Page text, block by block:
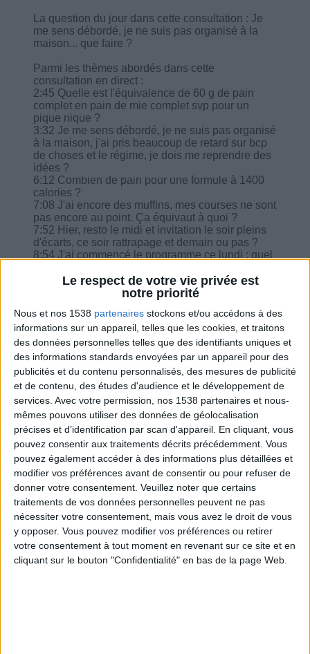
Le respect de votre vie privée est
notre priorité
Nous et nos 1538 partenaires stockons et/ou accédons à des
informations sur un appareil, telles que les cookies, et traitons
des données personnelles telles que des identifiants uniques et
des informations standards envoyées par un appareil pour des
publicités et du contenu personnalisés, des mesures de publicité
et de contenu, des études d'audience et le développement de
services. Avec votre permission, nos 1538 partenaires et nous-
mêmes pouvons utiliser des données de géolocalisation
précises et d’identification par scan d'appareil. En cliquant, vous
pouvez consentir aux traitements décrits précédemment. Vous
pouvez également accéder à des informations plus détaillées et
modifier vos préférences avant de consentir ou pour refuser de
donner votre consentement. Veuillez noter que certains
traitements de vos données personnelles peuvent ne pas
nécessiter votre consentement, mais vous avez le droit de vous
y opposer. Vous pouvez modifier vos préférences ou retirer
votre consentement à tout moment en revenant sur ce site et en
cliquant sur le bouton "Confidentialité" en bas de la page Web.
La question du jour dans cette consultation : Je
me sens débordé, je ne suis pas organisé à la
maison... que faire ?
Parmi les thèmes abordés dans cette
consultation en direct :
2:45 Quelle est l'équivalence de 60 g de pain
complet en pain de mie complet svp pour un
pique nique ?
3:32 Je me sens débordé, je ne suis pas organisé
à la maison, j'ai pris beaucoup de retard sur bcp
de choses et le régime, je dois me reprendre des
idées ?
6:12 Combien de pain pour une formule à 1400
calories ?
7:08 J'ai encore des muffins, mes courses ne sont
pas encore au point. Ça équivaut à quoi ?
7:52 Hier, resto le midi et invitation le soir pleins
d'écarts, ce soir rattrapage et demain ou pas ?
8:54 J'ai commencé le programme ce lundi : quel
10:14 Je perds du poids mais très doucement ?
11:47 ... Je ne mange à peine que la moitié de ce
dans ma perte ?
12:47 Je n'arrive pas vraiment à manger
suffisamment de légumes, vous avez une astuce
?
15:19 Sans petit déjeuner, quel poids de pain
complet sur une journée svp ?
Combien de kilos souhaitez-vous perdre ?
Moins de
5 kilos
De 5 à 10
kilos
Plus de
10 kilos
Webinaires en direct Voir tout